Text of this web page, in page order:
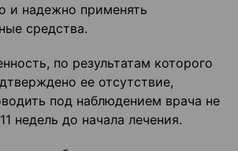
и надежно применять
средства.
по результатам которого
ее отсутствие,
под наблюдением врача не
недель до начала лечения.